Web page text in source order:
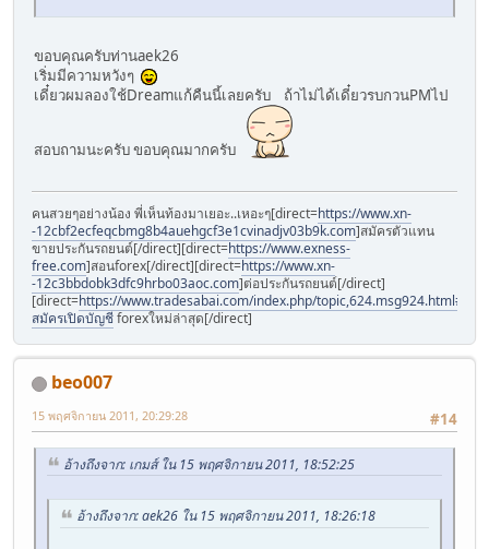
ขอบคุณครับท่านaek26
เริ่มมีความหวังๆ
เดี๋ยวผมลองใช้Dreamแก้คืนนี้เลยครับ ถ้าไม่ได้เดี๋ยวรบกวนPMไป
สอบถามนะครับ ขอบคุณมากครับ
คนสวยๆอย่างน้อง พี่เห็นท้องมาเยอะ..เหอะๆ[direct=https://www.xn-
-12cbf2ecfeqcbmg8b4auehgcf3e1cvinadjv03b9k.com]สมัครตัวแทน
ขายประกันรถยนต์[/direct][direct=https://www.exness-
free.com]สอนforex[/direct][direct=https://www.xn-
-12c3bbdobk3dfc9hrbo03aoc.com]ต่อประกันรถยนต์[/direct]
[direct=https://www.tradesabai.com/index.php/
สมัครเปิดบัญชีforexใหม่ล่าสุด[/direct]
beo007
#14
15 พฤศจิกายน 2011, 20:29:28
อ้างถึงจาก: เกมส์ ใน 15 พฤศจิกายน 2011, 18:52:25
อ้างถึงจาก: aek26 ใน 15 พฤศจิกายน 2011, 18:26:18